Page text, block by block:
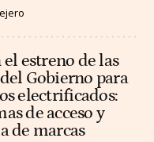
el estreno de las
Gobierno para
electrificados:
de acceso y
de marcas